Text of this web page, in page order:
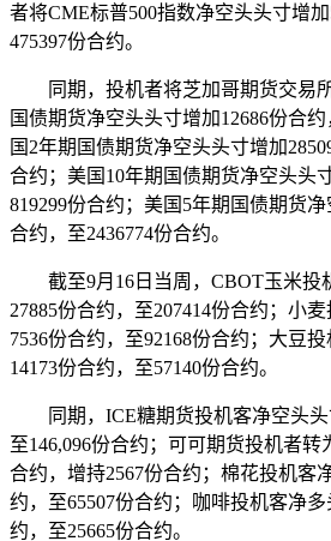
者将CME标普500指数净空头头寸增
475397份合约。
同期，投机者将芝加哥期货交易
国债期货净空头头寸增加12686份合
国2年期国债期货净空头头寸增加
合约；美国10年期国债期货净空头头
819299份合约；美国5年期国债期货
合约，至2436774份合约。
截至9月16日当周，CBOT玉米投
27885份合约，至207414份合约；小
7536份合约，至92168份合约；大豆
14173份合约，至57140份合约。
同期，ICE糖期货投机客净空头头
至146,096份合约；可可期货投机者转
合约，增持2567份合约；棉花投机客
约，至65507份合约；咖啡投机客净
约，至25665份合约。